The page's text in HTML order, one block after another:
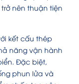
nên thuận tiện
kết cấu thép
năng vận hành
Đặc biệt,
phun lửa và